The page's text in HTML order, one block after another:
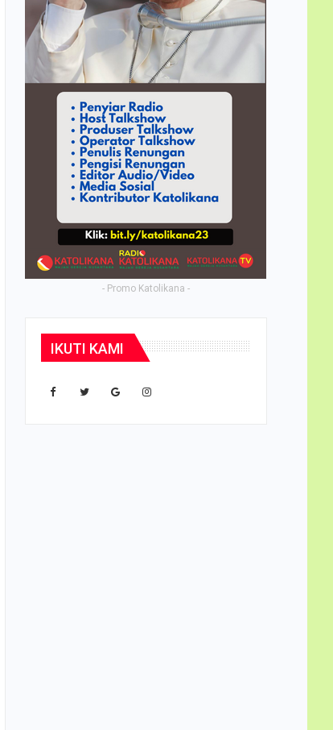
- Promo Katolikana -
IKUTI KAMI